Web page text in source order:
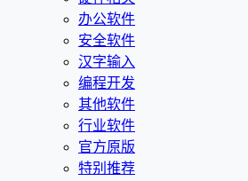
办公软件
安全软件
汉字输入
编程开发
其他软件
行业软件
官方原版
特别推荐